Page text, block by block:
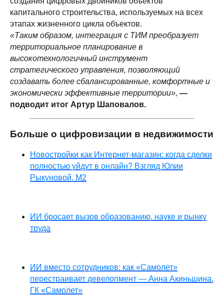
капитального строительства, используемых на всех
этапах жизненного цикла объектов.
«Таким образом, интеграция с ТИМ преобразует
территориальное планирование в
высокотехнологичный инструмент
стратегического управления, позволяющий
создавать более сбалансированные, комфортные и
экономически эффективные территории», —
подводит итог Артур Шаповалов.
Больше о цифровизации в недвижимости
Новостройки как Интернет-магазин: когда сделки
полностью уйдут в онлайн? Взгляд Юлии
Рыкуновой, М2
ИИ бросает вызов образованию, науке и рынку
труда
ИИ вместо сотрудников: как «Самолет»
перестраивает девелопмент — Анна Акиньшина,
ГК «Самолет»